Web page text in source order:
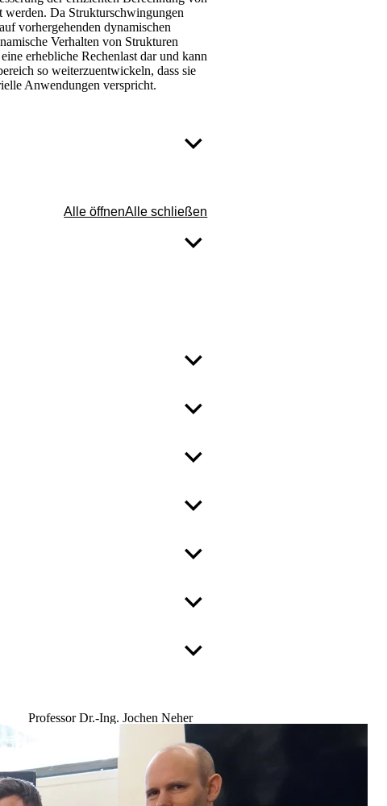
werden. Da Strukturschwingungen
vorhergehenden dynamischen
Verhalten von Strukturen
erhebliche Rechenlast dar und kann
so weiterzuentwickeln, dass sie
Anwendungen verspricht.​
Alle öffnenAlle schließen
Professor Dr.-Ing. Jochen Neher
Fakultät Maschinenbau und Fahrzeugtechnik
+49 731 96537-543
jochen.neher(at)thu.de
B205a